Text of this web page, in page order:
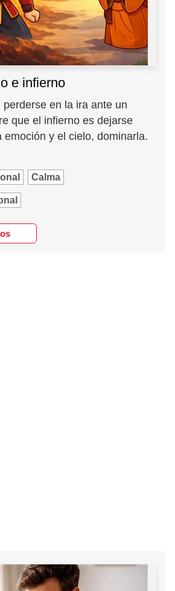
e infierno
perderse en la ira ante un
que el infierno es dejarse
emoción y el cielo, dominarla.
Calma